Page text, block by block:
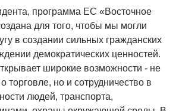
программа ЕС «Восточное
для того, чтобы мы могли
в создании сильных гражданских
демократических ценностей.
широкие возможности - не
торговле, но и сотрудничество в
людей, транспорта,